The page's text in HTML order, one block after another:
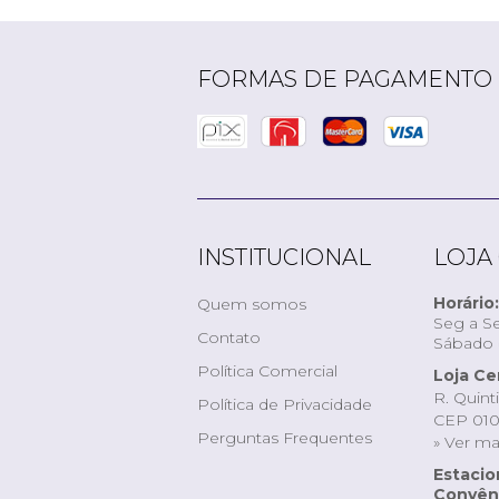
FORMAS DE PAGAMENTO
INSTITUCIONAL
Quem somos
Contato
Política Comercial
Política de Privacidade
Perguntas Frequentes
LOJA
Horário:
Seg a
Sábado
Loja
R.
CEP
» Ver